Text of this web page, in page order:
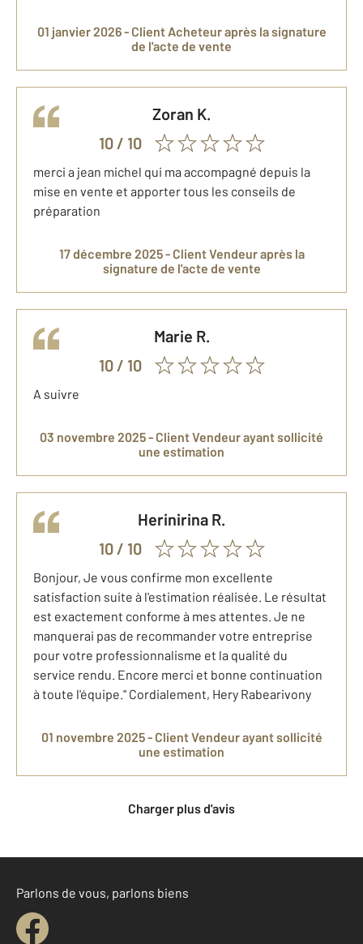
01 janvier 2026 - Client Acheteuraprès la signature
de l'acte de vente
Zoran K.
10/ 10
merci a jean michel qui ma accompagné depuis la
mise en vente et apporter tous les conseils de
préparation
17 décembre 2025 - Client Vendeuraprès la
signature de l'acte de vente
Marie R.
10/ 10
A suivre
03 novembre 2025 - Client Vendeurayant sollicité
une estimation
Herinirina R.
10/ 10
Bonjour, Je vous confirme mon excellente
satisfaction suite à l'estimation réalisée. Le résultat
est exactement conforme à mes attentes. Je ne
manquerai pas de recommander votre entreprise
pour votre professionnalisme et la qualité du
service rendu. Encore merci et bonne continuation
à toute l'équipe." Cordialement, Hery Rabearivony
01 novembre 2025 - Client Vendeurayant sollicité
une estimation
Charger plus d'avis
Parlons de vous, parlons biens